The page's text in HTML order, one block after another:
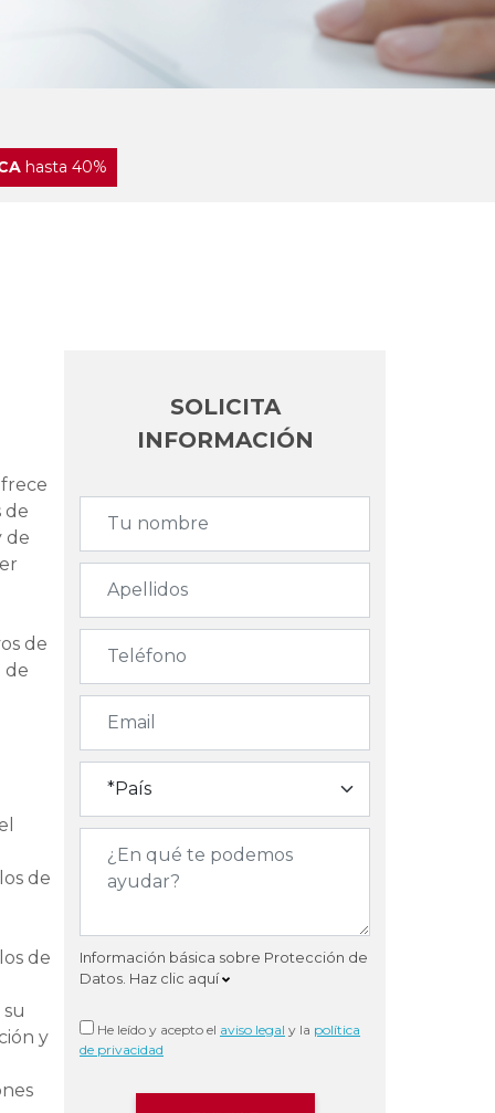
hasta 40%
de
de
de
de
de
de
y
SOLICITA
INFORMACIÓN
Información básica sobre Protección de
Datos. Haz clic aquí
He leído y acepto el aviso legal y la política
de privacidad